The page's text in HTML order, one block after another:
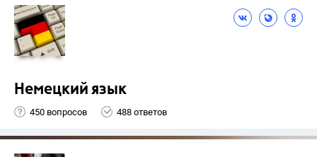
Немецкий язык
450 вопросов 488 ответов